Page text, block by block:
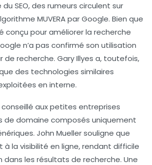
du SEO, des rumeurs circulent sur
MUVERApar Google. Bien que
conçu pour améliorer la recherche
n’a pas confirmé son utilisation
de recherche. Gary Illyes a, toutefois,
des technologies similaires
en interne.
auxpetites entreprises
de domaine composés uniquement
. John Mueller souligne que
à la visibilité en ligne, rendant difficile
les résultats de recherche. Une